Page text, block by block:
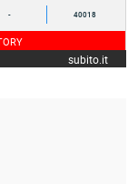
- 40018
subito.it